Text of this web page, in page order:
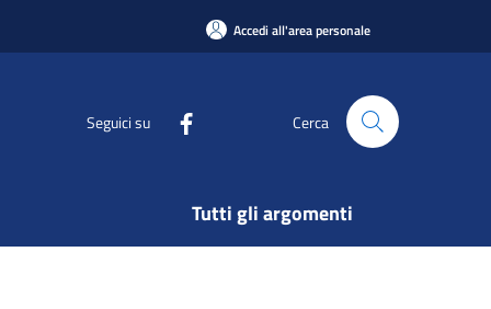
Accedi all'area personale
Seguici su Cerca
Tutti gli argomenti